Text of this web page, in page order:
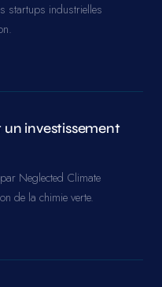
startups industrielles
investissement
Neglected Climate
de la chimie verte.